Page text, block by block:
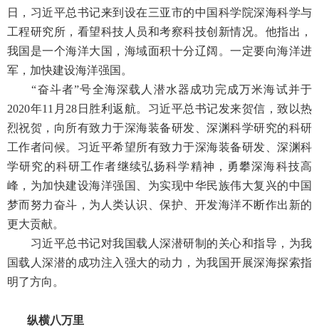
日，习近平总书记来到设在三亚市的中国科学院深海科学与
工程研究所，看望科技人员和考察科技创新情况。他指出，
我国是一个海洋大国，海域面积十分辽阔。一定要向海洋进
军，加快建设海洋强国。
“奋斗者”号全海深载人潜水器成功完成万米海试并于
2020年11月28日胜利返航。习近平总书记发来贺信，致以热
烈祝贺，向所有致力于深海装备研发、深渊科学研究的科研
工作者问候。习近平希望所有致力于深海装备研发、深渊科
学研究的科研工作者继续弘扬科学精神，勇攀深海科技高
峰，为加快建设海洋强国、为实现中华民族伟大复兴的中国
梦而努力奋斗，为人类认识、保护、开发海洋不断作出新的
更大贡献。
习近平总书记对我国载人深潜研制的关心和指导，为我
国载人深潜的成功注入强大的动力，为我国开展深海探索指
明了方向。
纵横八万里